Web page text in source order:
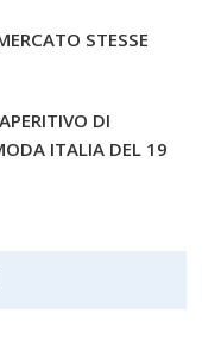
STESSE
DI
ITALIA DEL 19